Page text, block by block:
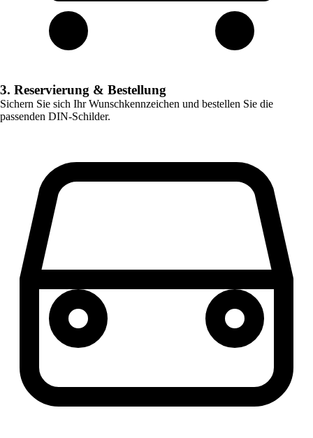
3. Reservierung & Bestellung
Sichern Sie sich Ihr Wunschkennzeichen und bestellen Sie die
passenden DIN-Schilder.